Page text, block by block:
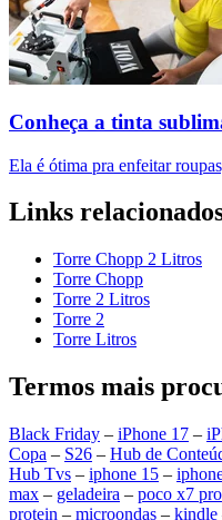
Conheça a tinta
Ela é ótima pra enfeitar
Links
Torre Chopp 2 Litros
Torre Chopp
Torre 2 Litros
Torre 2
Torre Litros
Termos mais
Black Friday – iPhone 17 –
Copa – S26 – Hub de
Hub Tvs – iphone 15 –
max – geladeira – poco x7 pro
protein – microondas – kindle